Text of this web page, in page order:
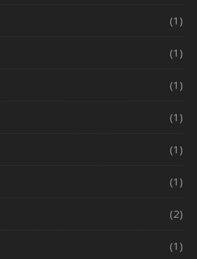
(1)
(1)
(1)
(1)
(1)
(1)
(2)
(1)